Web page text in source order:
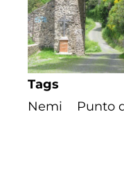
Tags
Nemi
Punto